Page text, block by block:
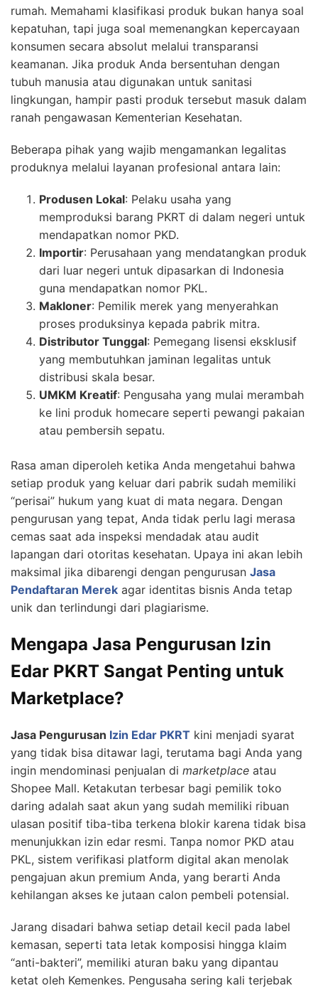
rumah. Memahami klasifikasi produk bukan hanya soal
kepatuhan, tapi juga soal memenangkan kepercayaan
konsumen secara absolut melalui transparansi
keamanan. Jika produk Anda bersentuhan dengan
tubuh manusia atau digunakan untuk sanitasi
lingkungan, hampir pasti produk tersebut masuk dalam
ranah pengawasan Kementerian Kesehatan.
Beberapa pihak yang wajib mengamankan legalitas
produknya melalui layanan profesional antara lain:
Produsen Lokal: Pelaku usaha yang
memproduksi barang PKRT di dalam negeri untuk
mendapatkan nomor PKD.
Importir: Perusahaan yang mendatangkan produk
dari luar negeri untuk dipasarkan di Indonesia
guna mendapatkan nomor PKL.
Makloner: Pemilik merek yang menyerahkan
proses produksinya kepada pabrik mitra.
Distributor Tunggal: Pemegang lisensi eksklusif
yang membutuhkan jaminan legalitas untuk
distribusi skala besar.
UMKM Kreatif: Pengusaha yang mulai merambah
ke lini produk homecare seperti pewangi pakaian
atau pembersih sepatu.
Rasa aman diperoleh ketika Anda mengetahui bahwa
setiap produk yang keluar dari pabrik sudah memiliki
“perisai” hukum yang kuat di mata negara. Dengan
pengurusan yang tepat, Anda tidak perlu lagi merasa
cemas saat ada inspeksi mendadak atau audit
lapangan dari otoritas kesehatan. Upaya ini akan lebih
maksimal jika dibarengi dengan pengurusan Jasa
Pendaftaran Merek agar identitas bisnis Anda tetap
unik dan terlindungi dari plagiarisme.
Mengapa Jasa Pengurusan Izin
Edar PKRT Sangat Penting untuk
Marketplace?
Jasa Pengurusan Izin Edar PKRT kini menjadi syarat
yang tidak bisa ditawar lagi, terutama bagi Anda yang
ingin mendominasi penjualan di marketplace atau
Shopee Mall. Ketakutan terbesar bagi pemilik toko
daring adalah saat akun yang sudah memiliki ribuan
ulasan positif tiba-tiba terkena blokir karena tidak bisa
menunjukkan izin edar resmi. Tanpa nomor PKD atau
PKL, sistem verifikasi platform digital akan menolak
pengajuan akun premium Anda, yang berarti Anda
kehilangan akses ke jutaan calon pembeli potensial.
Jarang disadari bahwa setiap detail kecil pada label
kemasan, seperti tata letak komposisi hingga klaim
“anti-bakteri”, memiliki aturan baku yang dipantau
ketat oleh Kemenkes. Pengusaha sering kali terjebak